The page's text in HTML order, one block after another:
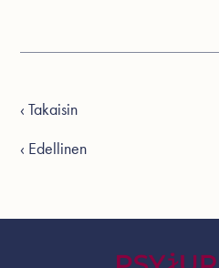
‹ Takaisin
‹ Edellinen